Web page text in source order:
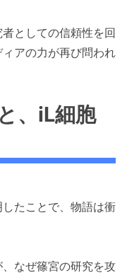
としての信頼性を回
アの力が再び問われ
、iL細胞
たことで、物語は衝
なぜ篠宮の研究を攻